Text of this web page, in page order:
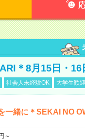
＊8月15日・
社会人未経験OK 大学生歓迎
一緒に＊SEKAI NO
～